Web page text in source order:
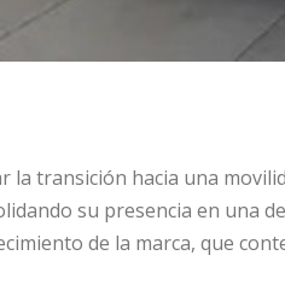
la transición hacia una
su presencia en una
de la marca, que